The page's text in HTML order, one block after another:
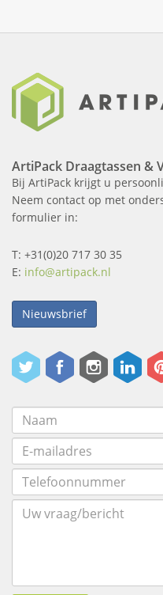
ArtiPack Draagtassen &
Bij ArtiPack krijgt u
Neem contact op met
formulier in:
T: +31(0)20 717 30 35
E: info@artipack.nl
Nieuwsbrief